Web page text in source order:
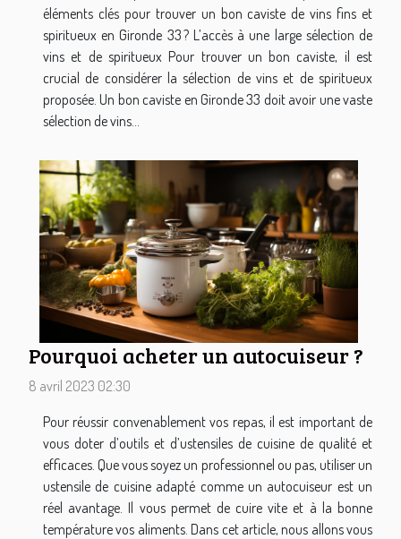
éléments clés pour trouver un bon caviste de vins fins et
spiritueux en Gironde 33 ? L’accès à une large sélection de
vins et de spiritueux Pour trouver un bon caviste, il est
crucial de considérer la sélection de vins et de spiritueux
proposée. Un bon caviste en Gironde 33 doit avoir une vaste
sélection de vins...
Pourquoi acheter un autocuiseur ?
8 avril 2023 02:30
Pour réussir convenablement vos repas, il est important de
vous doter d’outils et d’ustensiles de cuisine de qualité et
efficaces. Que vous soyez un professionnel ou pas, utiliser un
ustensile de cuisine adapté comme un autocuiseur est un
réel avantage. Il vous permet de cuire vite et à la bonne
température vos aliments. Dans cet article, nous allons vous